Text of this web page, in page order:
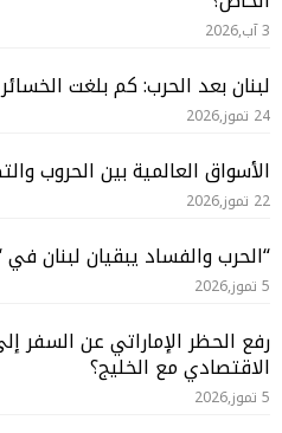
3 آب,2026
لبنان بعد الحرب: كم بلغت
24 تموز,2026
الأسواق العالمية بين الحروب
22 تموز,2026
“الحرب والفساد يبقيان لبنان في
5 تموز,2026
رفع الحظر الإماراتي عن السفر
الاقتصادي مع الخليج؟
5 تموز,2026